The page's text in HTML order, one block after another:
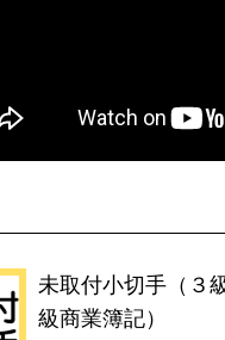
未取付小切手（３
級商業簿記）